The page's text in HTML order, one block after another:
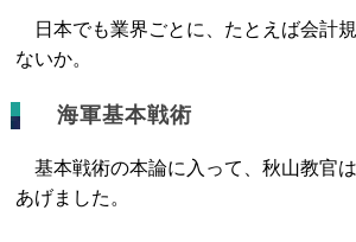
日本でも業界ごとに、たとえば会計
ないか。
海軍基本戦術
基本戦術の本論に入って、秋山教官
あげました。